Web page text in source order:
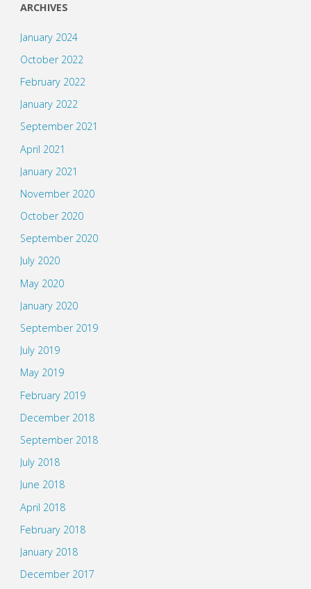
ARCHIVES
January 2024
October 2022
February 2022
January 2022
September 2021
April 2021
January 2021
November 2020
October 2020
September 2020
July 2020
May 2020
January 2020
September 2019
July 2019
May 2019
February 2019
December 2018
September 2018
July 2018
June 2018
April 2018
February 2018
January 2018
December 2017